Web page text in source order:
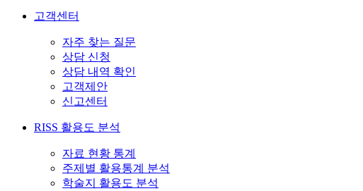
고객센터
자주 찾는 질문
상담 신청
상담 내역 확인
고객제안
신고센터
RISS 활용도 분석
자료 현황 통계
주제별 활용통계 분석
학술지 활용도 분석